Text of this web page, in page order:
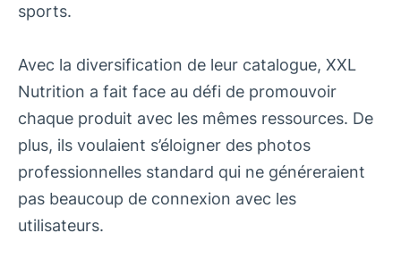
sports.
Avec la diversification de leur catalogue, XXL
Nutrition a fait face au défi de promouvoir
chaque produit avec les mêmes ressources. De
plus, ils voulaient s’éloigner des photos
professionnelles standard qui ne généreraient
pas beaucoup de connexion avec les
utilisateurs.